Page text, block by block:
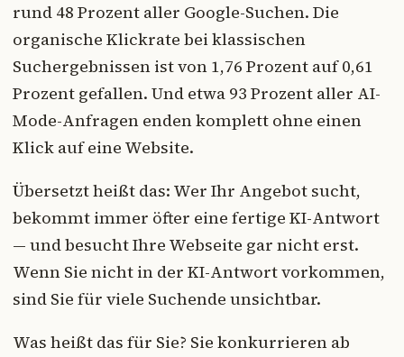
rund 48 Prozent aller Google-Suchen. Die
organische Klickrate bei klassischen
Suchergebnissen ist von 1,76 Prozent auf 0,61
Prozent gefallen. Und etwa 93 Prozent aller AI-
Mode-Anfragen enden komplett ohne einen
Klick auf eine Website.
Übersetzt heißt das: Wer Ihr Angebot sucht,
bekommt immer öfter eine fertige KI-Antwort
— und besucht Ihre Webseite gar nicht erst.
Wenn Sie nicht in der KI-Antwort vorkommen,
sind Sie für viele Suchende unsichtbar.
Was heißt das für Sie? Sie konkurrieren ab